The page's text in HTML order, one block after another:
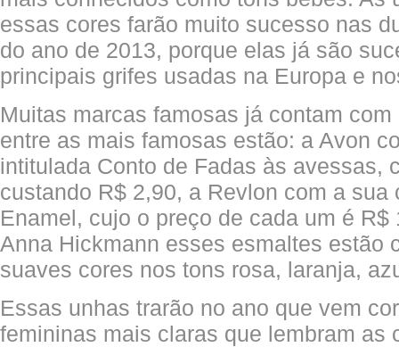
essas cores farão muito sucesso nas
do ano de 2013, porque elas já são
principais grifes usadas na Europa e
Muitas marcas famosas já contam
entre as mais famosas estão: a Avon
intitulada Conto de Fadas às avessas,
custando R$ 2,90, a Revlon com a sua
Enamel, cujo o preço de cada um é R$
Anna Hickmann esses esmaltes estão
suaves cores nos tons rosa, laranja,
Essas unhas trarão no ano que vem
femininas mais claras que lembram as